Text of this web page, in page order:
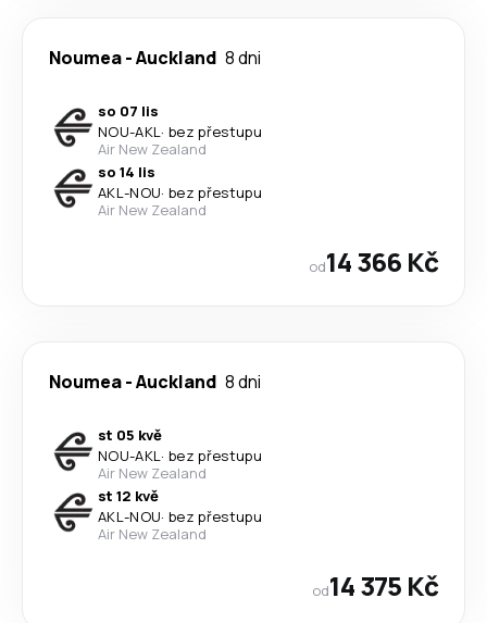
Noumea-Auckland 8 dni
so 07 lis
NOU-AKL· bez přestupu
Air New Zealand
so 14 lis
AKL-NOU· bez přestupu
Air New Zealand
od14 366 Kč
Noumea-Auckland 8 dni
st 05 kvě
NOU-AKL· bez přestupu
Air New Zealand
st 12 kvě
AKL-NOU· bez přestupu
Air New Zealand
od14 375 Kč